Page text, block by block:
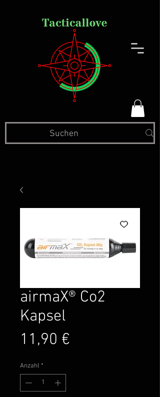
airmaX® Co2
Kapsel
11,90 €
Anzahl *